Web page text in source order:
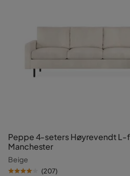
Peppe 4-seters Høyrevendt L-
Manchester
Beige
(207)